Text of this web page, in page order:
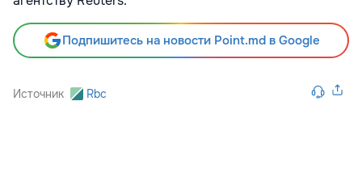
Подпишитесь на новости Point.md в Google
Источник Rbc